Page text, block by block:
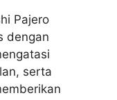
Pajero
dengan
serta